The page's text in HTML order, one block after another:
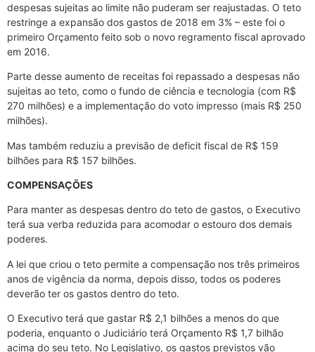
despesas sujeitas ao limite não puderam ser reajustadas. O teto
restringe a expansão dos gastos de 2018 em 3% – este foi o
primeiro Orçamento feito sob o novo regramento fiscal aprovado
em 2016.
Parte desse aumento de receitas foi repassado a despesas não
sujeitas ao teto, como o fundo de ciência e tecnologia (com R$
270 milhões) e a implementação do voto impresso (mais R$ 250
milhões).
Mas também reduziu a previsão de deficit fiscal de R$ 159
bilhões para R$ 157 bilhões.
COMPENSAÇÕES
Para manter as despesas dentro do teto de gastos, o Executivo
terá sua verba reduzida para acomodar o estouro dos demais
poderes.
A lei que criou o teto permite a compensação nos três primeiros
anos de vigência da norma, depois disso, todos os poderes
deverão ter os gastos dentro do teto.
O Executivo terá que gastar R$ 2,1 bilhões a menos do que
poderia, enquanto o Judiciário terá Orçamento R$ 1,7 bilhão
acima do seu teto. No Legislativo, os gastos previstos vão